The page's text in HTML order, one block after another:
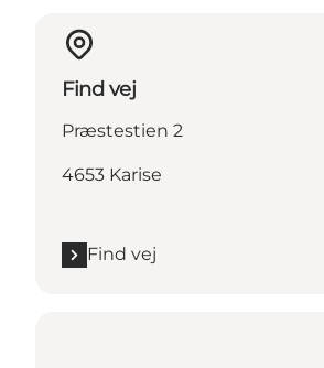
Find vej
Præstestien 2
4653 Karise
Find vej